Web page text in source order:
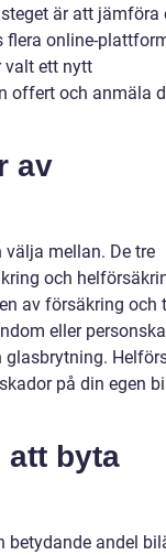
är att jämföra
flera online-
valt ett nytt
offert och anmäla
av
mellan. De tre
och
av försäkring och
eller
glasbrytning.
på din egen
att byta
andel